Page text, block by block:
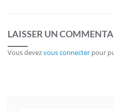
LAISSER UN
Vous devezvous connecter pour